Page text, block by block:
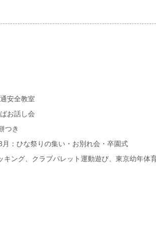
安全教室
お話し会
つき
：ひな祭りの集い・お別れ会・卒園式
ング、クラブパレット運動遊び、東京幼年体